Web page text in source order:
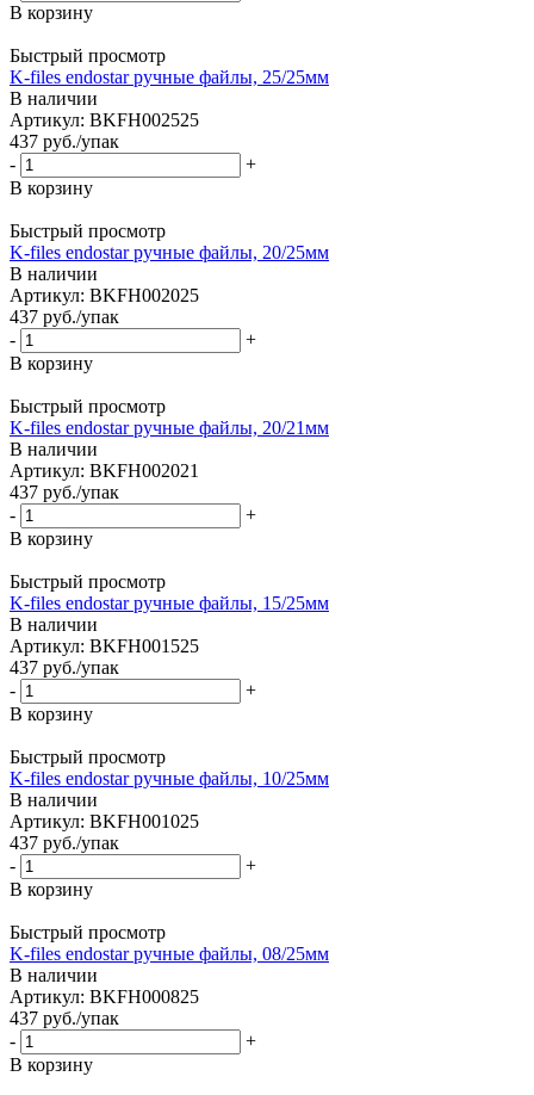
В корзину
Быстрый просмотр
K-files endostar ручные файлы, 25/25мм
В наличии
Артикул: BKFH002525
437 руб./упак
-
+
В корзину
Быстрый просмотр
K-files endostar ручные файлы, 20/25мм
В наличии
Артикул: BKFH002025
437 руб./упак
-
+
В корзину
Быстрый просмотр
K-files endostar ручные файлы, 20/21мм
В наличии
Артикул: BKFH002021
437 руб./упак
-
+
В корзину
Быстрый просмотр
K-files endostar ручные файлы, 15/25мм
В наличии
Артикул: BKFH001525
437 руб./упак
-
+
В корзину
Быстрый просмотр
K-files endostar ручные файлы, 10/25мм
В наличии
Артикул: BKFH001025
437 руб./упак
-
+
В корзину
Быстрый просмотр
K-files endostar ручные файлы, 08/25мм
В наличии
Артикул: BKFH000825
437 руб./упак
-
+
В корзину